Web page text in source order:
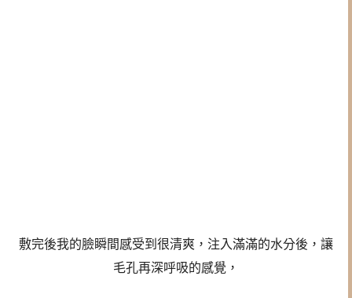
敷完後我的臉瞬間感受到很清爽，注入滿滿的水分後，讓
毛孔再深呼吸的感覺，